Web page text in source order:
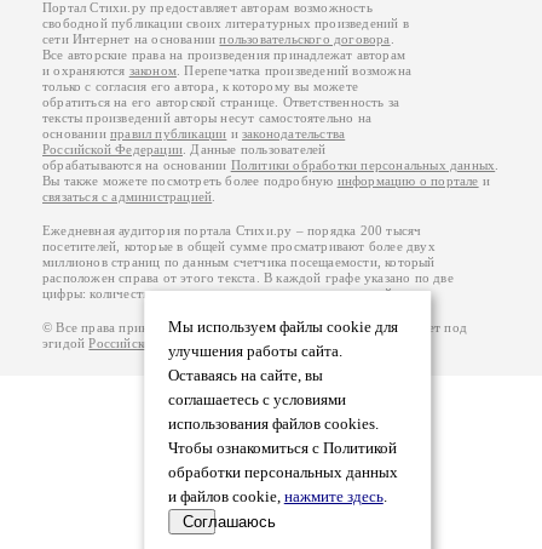
Мы используем файлы cookie для
улучшения работы сайта.
Оставаясь на сайте, вы
соглашаетесь с условиями
использования файлов cookies.
Чтобы ознакомиться с Политикой
обработки персональных данных
и файлов cookie, нажмите здесь.
Соглашаюсь
Портал Стихи.ру предоставляет авторам возможность
свободной публикации своих литературных произведений в
сети Интернет на основаниипользовательского договора
Все авторские права на произведения принадлежат авторам
и охраняются законом . Перепечатка произведений возможна
только с согласия его автора, к которому вы можете
обратиться на его авторской странице. Ответственность за
тексты произведений авторы несут самостоятельно на
основанииправил публикации изаконодательства
Российской Федерации . Данные пользователей
обрабатываются на основании Политики обработки персональных данных
Вы также можете посмотреть более подробную информацию о портале и
связаться с администрацией
Ежедневная аудитория портала Стихи.ру – порядка 200 тысяч
посетителей, которые в общей сумме просматривают более двух
миллионов страниц по данным счетчика посещаемости, который
расположен справа от этого текста. В каждой графе указано по две
цифры: количество просмотров и количество посетителей.
© Все права принадлежат авторам, 2000-2026. Портал работает под
эгидойРоссийского союза писателей.